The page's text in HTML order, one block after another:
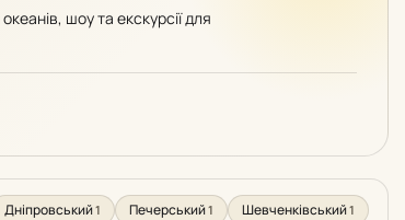
шоу та екскурсії для
Дніпровський1 Печерський1 Шевченківський1